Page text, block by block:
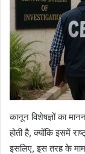
कानून विशेषज्ञों का
होती है, क्योंकि इसमें
इसलिए, इस तरह के